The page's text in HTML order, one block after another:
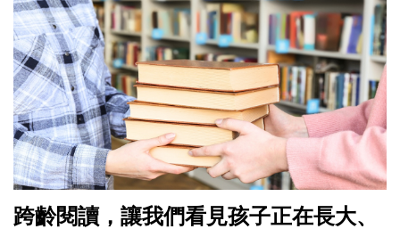
跨齡閱讀，讓我們看見孩子正在長大、